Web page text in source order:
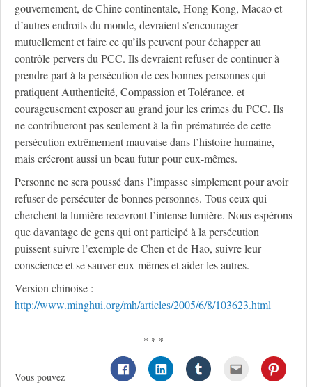
gouvernement, de Chine continentale, Hong Kong, Macao et
d’autres endroits du monde, devraient s’encourager
mutuellement et faire ce qu’ils peuvent pour échapper au
contrôle pervers du PCC. Ils devraient refuser de continuer à
prendre part à la persécution de ces bonnes personnes qui
pratiquent Authenticité, Compassion et Tolérance, et
courageusement exposer au grand jour les crimes du PCC. Ils
ne contribueront pas seulement à la fin prématurée de cette
persécution extrêmement mauvaise dans l’histoire humaine,
mais créeront aussi un beau futur pour eux-mêmes.
Personne ne sera poussé dans l’impasse simplement pour avoir
refuser de persécuter de bonnes personnes. Tous ceux qui
cherchent la lumière recevront l’intense lumière. Nous espérons
que davantage de gens qui ont participé à la persécution
puissent suivre l’exemple de Chen et de Hao, suivre leur
conscience et se sauver eux-mêmes et aider les autres.
Version chinoise :
http://www.minghui.org/mh/articles/2005/6/8/103623.html
* * *
Vous pouvez